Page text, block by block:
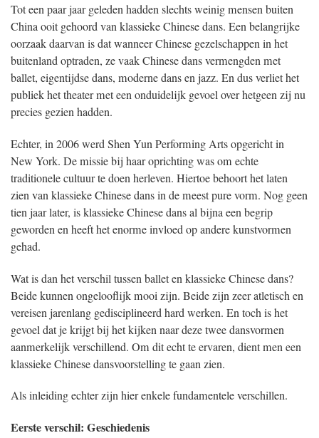
Tot een paar jaar geleden hadden slechts weinig mensen buiten
China ooit gehoord van klassieke Chinese dans. Een belangrijke
oorzaak daarvan is dat wanneer Chinese gezelschappen in het
buitenland optraden, ze vaak Chinese dans vermengden met
ballet, eigentijdse dans, moderne dans en jazz. En dus verliet het
publiek het theater met een onduidelijk gevoel over hetgeen zij nu
precies gezien hadden.
Echter, in 2006 werd Shen Yun Performing Arts opgericht in
New York. De missie bij haar oprichting was om echte
traditionele cultuur te doen herleven. Hiertoe behoort het laten
zien van klassieke Chinese dans in de meest pure vorm. Nog geen
tien jaar later, is klassieke Chinese dans al bijna een begrip
geworden en heeft het enorme invloed op andere kunstvormen
gehad.
Wat is dan het verschil tussen ballet en klassieke Chinese dans?
Beide kunnen ongelooflijk mooi zijn. Beide zijn zeer atletisch en
vereisen jarenlang gedisciplineerd hard werken. En toch is het
gevoel dat je krijgt bij het kijken naar deze twee dansvormen
aanmerkelijk verschillend. Om dit echt te ervaren, dient men een
klassieke Chinese dansvoorstelling te gaan zien.
Als inleiding echter zijn hier enkele fundamentele verschillen.
Eerste verschil: Geschiedenis